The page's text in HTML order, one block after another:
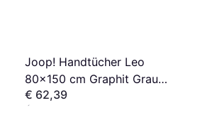
Joop! Handtücher Leo
80x150 cm Graphit Grau
Badezimmerhandtuch Grau
€ 62,39
4 Shops